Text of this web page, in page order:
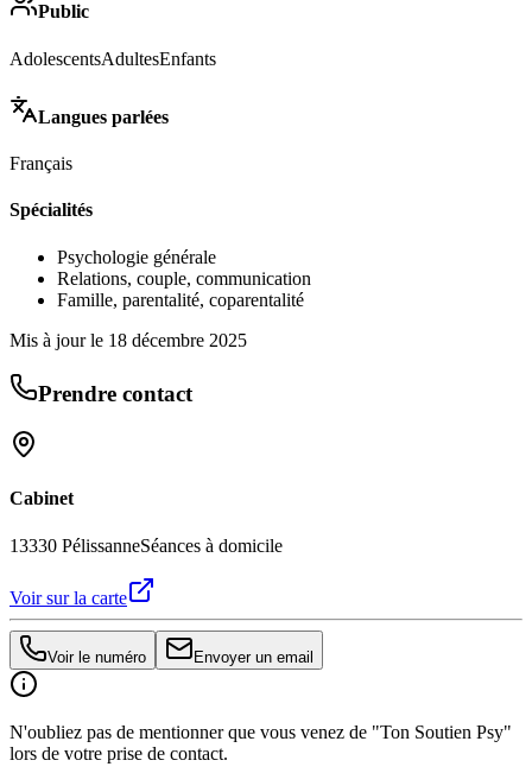
Public
AdolescentsAdultesEnfants
Langues parlées
Français
Spécialités
Psychologie générale
Relations, couple, communication
Famille, parentalité, coparentalité
Mis à jour le 18 décembre 2025
Prendre contact
Cabinet
13330 PélissanneSéances à domicile
Voir sur la carte
Voir le numéro Envoyer un email
N'oubliez pas de mentionner que vous venez de "Ton Soutien Psy"
lors de votre prise de contact.